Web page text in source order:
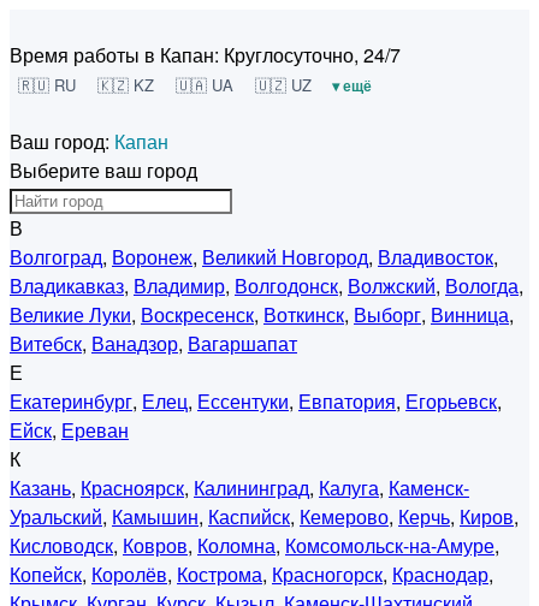
Время работы в Капан: Круглосуточно, 24/7
🇷🇺 RU 🇰🇿 KZ 🇺🇦 UA 🇺🇿 UZ ▾ ещё
Ваш город: Капан
Выберите ваш город
В
Волгоград, Воронеж, Великий Новгород, Владивосток,
Владикавказ, Владимир, Волгодонск, Волжский, Вологда,
Великие Луки, Воскресенск, Воткинск, Выборг, Винница,
Витебск, Ванадзор, Вагаршапат
Е
Екатеринбург, Елец, Ессентуки, Евпатория, Егорьевск,
Ейск, Ереван
К
Казань, Красноярск, Калининград, Калуга, Каменск-
Уральский, Камышин, Каспийск, Кемерово, Керчь, Киров,
Кисловодск, Ковров, Коломна, Комсомольск-на-Амуре,
Копейск, Королёв, Кострома, Красногорск, Краснодар,